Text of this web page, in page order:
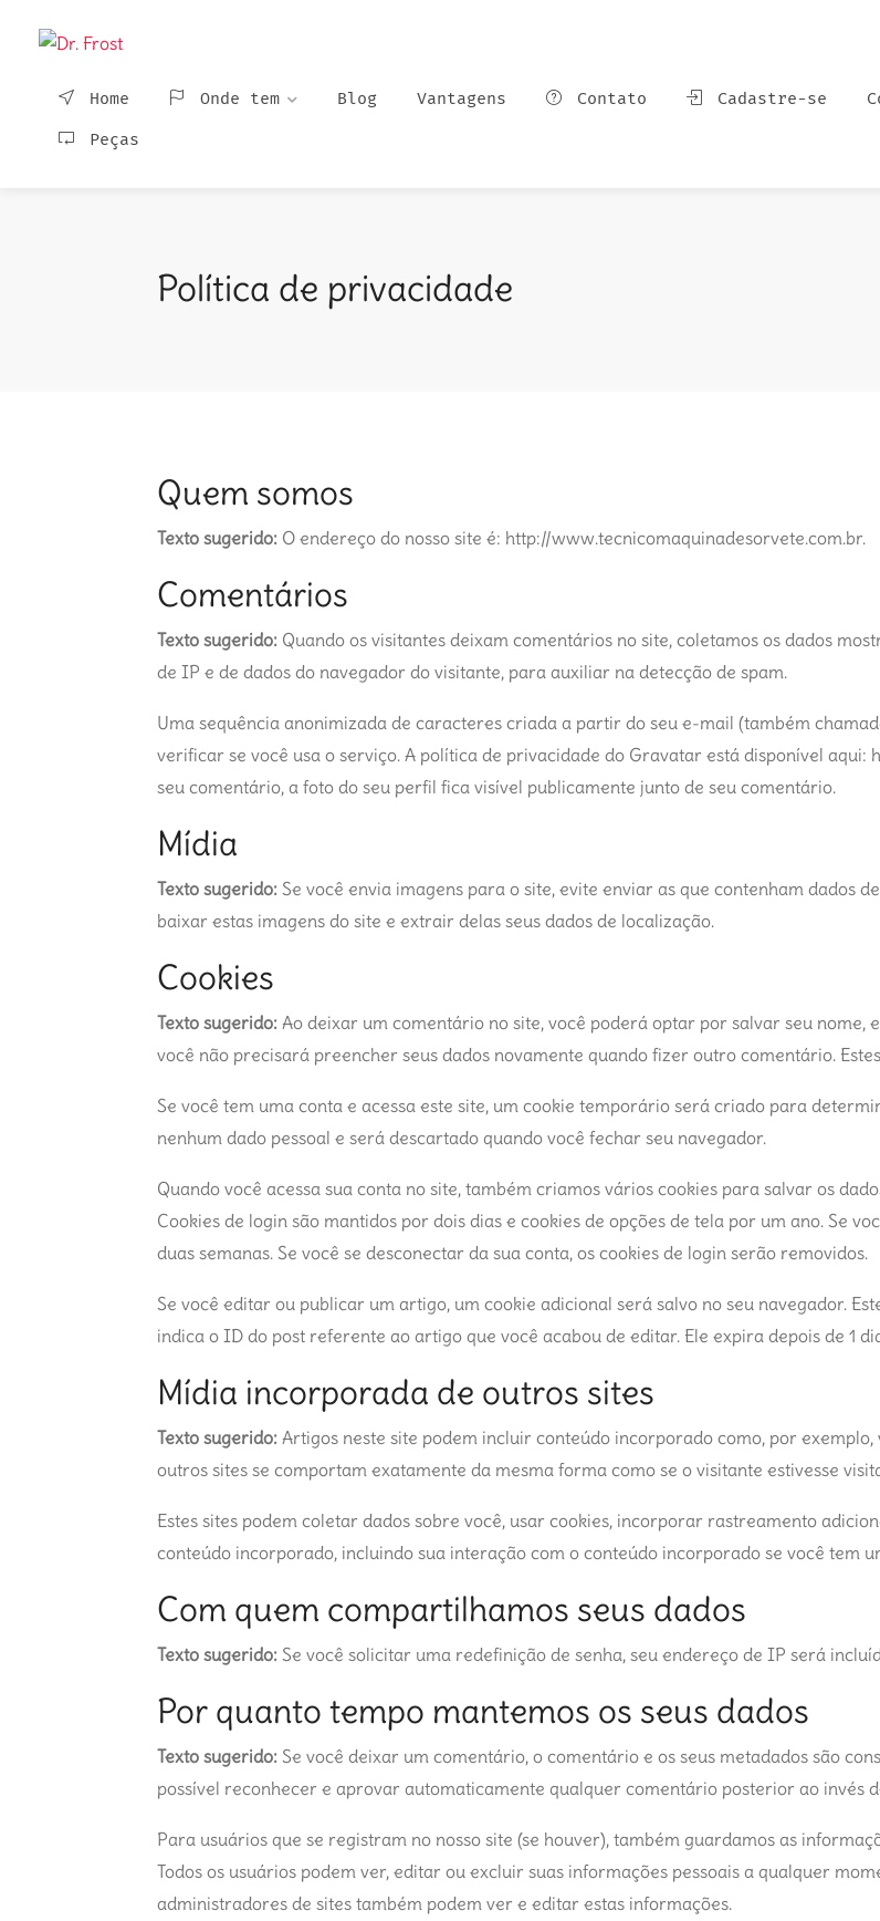
Home Onde tem Blog Vantagens Contato Cadastre-se
Peças
Política de privacidade
Quem somos
Texto sugerido: O endereço do nosso site é: http://www.tecnicomaquinadesorvete.com.br.
Comentários
Texto sugerido: Quando os visitantes deixam comentários no site, coletamos os dados
de IP e de dados do navegador do visitante, para auxiliar na detecção de spam.
Uma sequência anonimizada de caracteres criada a partir do seu e-mail (também
verificar se você usa o serviço. A política de privacidade do Gravatar está disponível
seu comentário, a foto do seu perfil fica visível publicamente junto de seu comentário.
Mídia
Texto sugerido: Se você envia imagens para o site, evite enviar as que contenham dados
baixar estas imagens do site e extrair delas seus dados de localização.
Cookies
Texto sugerido: Ao deixar um comentário no site, você poderá optar por salvar seu nome,
você não precisará preencher seus dados novamente quando fizer outro comentário.
Se você tem uma conta e acessa este site, um cookie temporário será criado para
nenhum dado pessoal e será descartado quando você fechar seu navegador.
Quando você acessa sua conta no site, também criamos vários cookies para salvar os
Cookies de login são mantidos por dois dias e cookies de opções de tela por um ano. Se
duas semanas. Se você se desconectar da sua conta, os cookies de login serão removidos.
Se você editar ou publicar um artigo, um cookie adicional será salvo no seu navegador.
indica o ID do post referente ao artigo que você acabou de editar. Ele expira depois de 1
Mídia incorporada de outros sites
Texto sugerido: Artigos neste site podem incluir conteúdo incorporado como, por
outros sites se comportam exatamente da mesma forma como se o visitante estivesse
Estes sites podem coletar dados sobre você, usar cookies, incorporar rastreamento
conteúdo incorporado, incluindo sua interação com o conteúdo incorporado se você tem
Com quem compartilhamos seus dados
Texto sugerido: Se você solicitar uma redefinição de senha, seu endereço de IP será
Por quanto tempo mantemos os seus dados
Texto sugerido: Se você deixar um comentário, o comentário e os seus metadados são
possível reconhecer e aprovar automaticamente qualquer comentário posterior ao invés
Para usuários que se registram no nosso site (se houver), também guardamos as
Todos os usuários podem ver, editar ou excluir suas informações pessoais a qualquer
administradores de sites também podem ver e editar estas informações.